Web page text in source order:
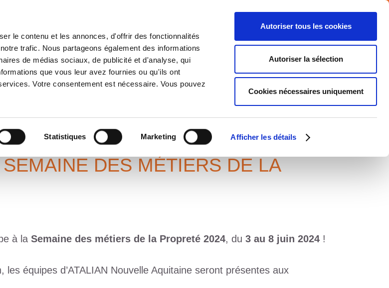
le contenu et les annonces, d'offrir des fonctionnalités
trafic. Nous partageons également des informations
de médias sociaux, de publicité et d'analyse, qui
que vous leur avez fournies ou qu'ils ont
Votre consentement est nécessaire. Vous pouvez
Statistiques Marketing Afficher les détails
Autoriser tous les cookies
Autoriser la sélection
Cookies nécessaires uniquement
SERVICES IMPLANTATIONS ENGAGEMENTS MEDIA
DES MÉTIERS DE LA
à laSemaine des métiers de la Propreté 2024, du3 au 8 juin 2024 !
les équipes d’ATALIAN Nouvelle Aquitaine seront présentes aux